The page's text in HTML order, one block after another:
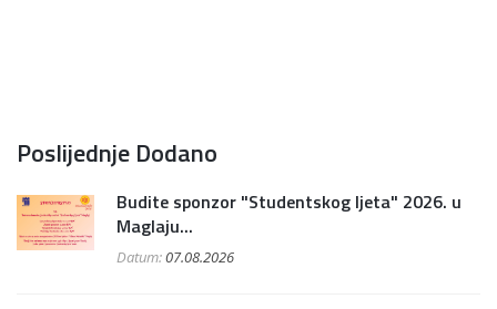
Poslijednje Dodano
Budite sponzor "Studentskog ljeta" 2026. u
Maglaju...
Datum:07.08.2026